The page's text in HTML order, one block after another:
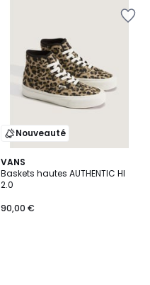
Nouveauté
VANS
Baskets hautes AUTHENTIC HI
2.0
90,00 €